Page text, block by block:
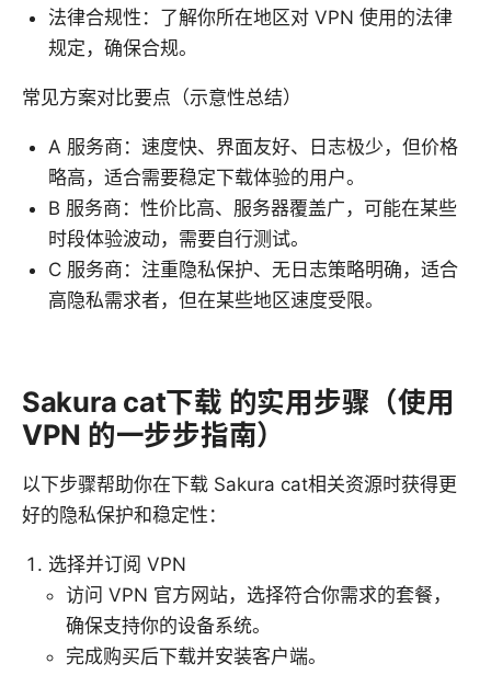
法律合规性：了解你所在地区对 VPN 使用的法律
规定，确保合规。
常见方案对比要点（示意性总结）
A 服务商：速度快、界面友好、日志极少，但价格
略高，适合需要稳定下载体验的用户。
B 服务商：性价比高、服务器覆盖广，可能在某些
时段体验波动，需要自行测试。
C 服务商：注重隐私保护、无日志策略明确，适合
高隐私需求者，但在某些地区速度受限。
Sakura cat下载 的实用步骤（使用
VPN 的一步步指南）
以下步骤帮助你在下载 Sakura cat相关资源时获得更
好的隐私保护和稳定性：
选择并订阅 VPN
访问 VPN 官方网站，选择符合你需求的套餐，
确保支持你的设备系统。
完成购买后下载并安装客户端。